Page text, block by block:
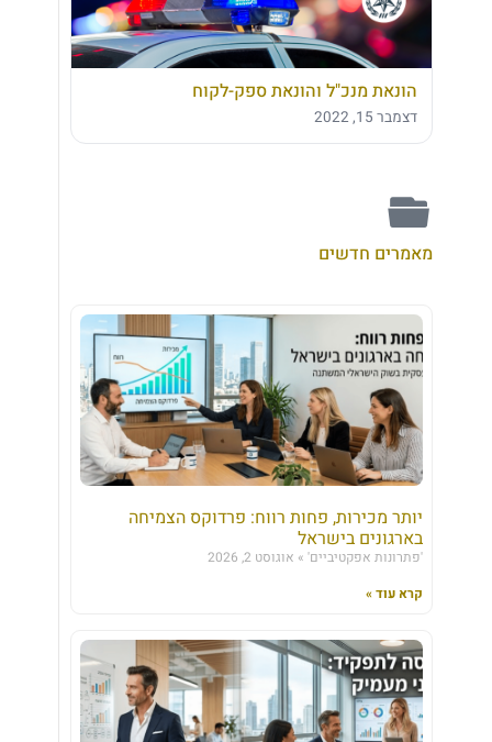
הונאת מנכ"ל והונאת ספק-לקוח
דצמבר 15, 2022
מאמרים חדשים
יותר מכירות, פחות רווח: פרדוקס הצמיחה
בארגונים בישראל
'פתרונות אפקטיביים'
אוגוסט 2, 2026
קרא עוד »